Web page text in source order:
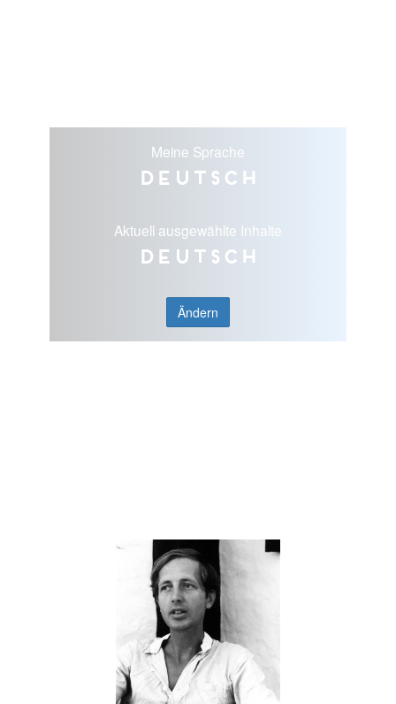
Meine Sprache
Deutsch
Aktuell ausgewählte Inhalte
Deutsch
Ändern